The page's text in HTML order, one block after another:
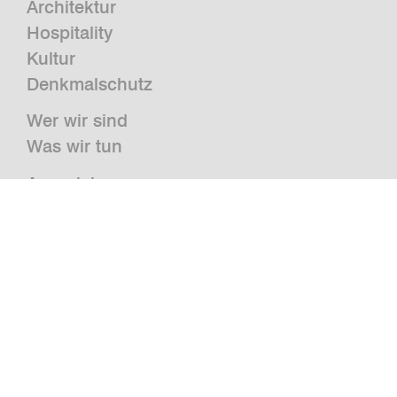
Architektur
Hospitality
Kultur
Denkmalschutz
Wer wir sind
Was wir tun
Auszeichnungen